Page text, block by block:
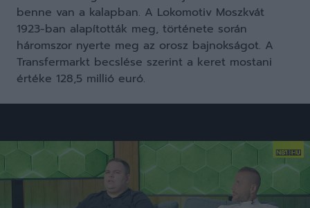
benne van a kalapban. A Lokomotiv Moszkvát
1923-ban alapították meg, története során
háromszor nyerte meg az orosz bajnokságot. A
Transfermarkt becslése szerint a keret mostani
értéke 128,5 millió euró.